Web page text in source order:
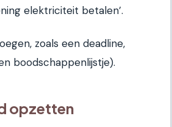
elektriciteit betalen’.
zoals een deadline,
boodschappenlijstje).
opzetten